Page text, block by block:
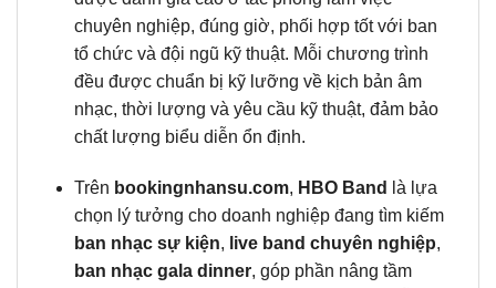
chuyên nghiệp, đúng giờ, phối hợp tốt với ban
tổ chức và đội ngũ kỹ thuật. Mỗi chương trình
đều được chuẩn bị kỹ lưỡng về kịch bản âm
nhạc, thời lượng và yêu cầu kỹ thuật, đảm bảo
chất lượng biểu diễn ổn định.
Trên bookingnhansu.com, HBO Band
là lựa
chọn lý tưởng cho doanh nghiệp đang tìm kiếm
ban nhạc sự kiện, live band chuyên nghiệp,
ban nhạc gala dinner, góp phần nâng tầm